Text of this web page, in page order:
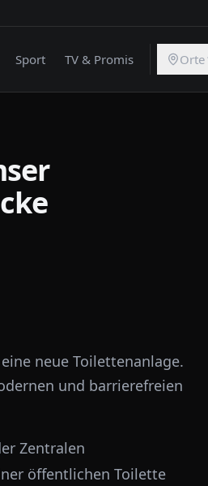
Sport TV & Promis Orte
neue Toilettenanlage.
und barrierefreien
Zentralen
öffentlichen Toilette